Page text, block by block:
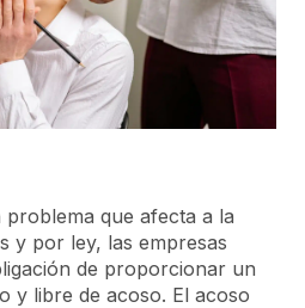
que afecta a la
y por ley, las empresas
de proporcionar un
y libre de acoso. El acoso